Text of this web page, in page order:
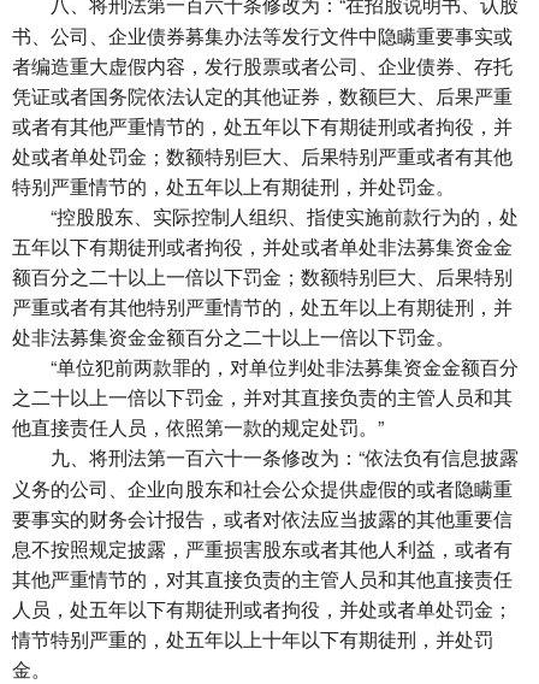
八、
书、公司、企业债券募集办法等发行文件中隐瞒重要事实或
者编造重大虚假内容，发行股票或者公司、企业债券、存托
凭证或者国务院依法认定的其他证券，数额巨大、后果严重
或者有其他严重情节的，处五年以下有期徒刑或者拘役，并
处或者单处罚金；数额特别巨大、后果特别严重或者有其他
特别严重情节的，处五年以上有期徒刑，并处罚金。
“控股股东、实际控制人组织、指使实施前款行为的，处
五年以下有期徒刑或者拘役，并处或者单处非法募集资金金
额百分之二十以上一倍以下罚金；数额特别巨大、后果特别
严重或者有其他特别严重情节的，处五年以上有期徒刑，并
处非法募集资金金额百分之二十以上一倍以下罚金。
“单位犯前两款罪的，对单位判处非法募集资金金额百分
之二十以上一倍以下罚金，并对其直接负责的主管人员和其
他直接责任人员，依照第一款的规定处罚。”
九、 将刑法第一百六十一条修改为：“依法负有信息披露
义务的公司、企业向股东和社会公众提供虚假的或者隐瞒重
要事实的财务会计报告，或者对依法应当披露的其他重要信
息不按照规定披露，严重损害股东或者其他人利益，或者有
其他严重情节的，对其直接负责的主管人员和其他直接责任
人员，处五年以下有期徒刑或者拘役，并处或者单处罚金；
情节特别严重的，处五年以上十年以下有期徒刑，并处罚
金。